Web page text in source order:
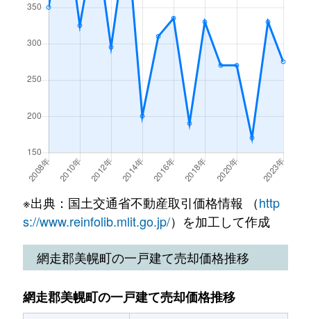
※出典：国土交通省不動産取引価格情報 （http
s://www.reinfolib.mlit.go.jp/）を加工して作成
網走郡美幌町の一戸建て売却価格推移
網走郡美幌町の一戸建て売却価格推移